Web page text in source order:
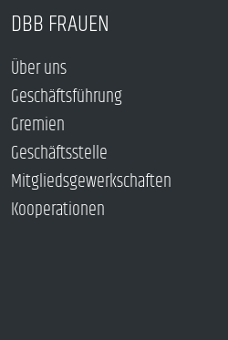
DBB FRAUEN
Über uns
Geschäftsführung
Gremien
Geschäftsstelle
Mitgliedsgewerkschaften
Kooperationen